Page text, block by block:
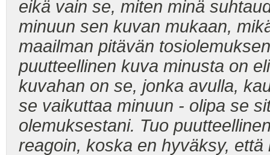
eikä vain se, miten minä
minuun sen kuvan mukaan,
maailman pitävän
puutteellinen kuva minusta on
kuvahan on se, jonka avulla,
se vaikuttaa minuun - olipa se
olemuksestani. Tuo
reagoin, koska en hyväksy,